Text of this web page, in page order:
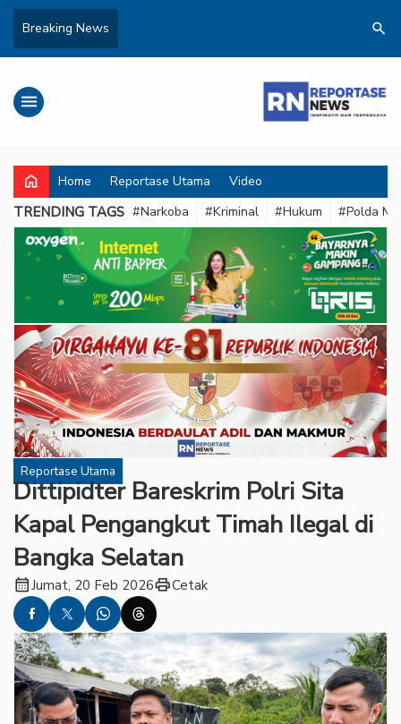
Breaking News search
menu
home Home Reportase Utama Video
TRENDING TAGS #Narkoba #Kriminal #Hukum #Polda
Reportase Utama
Dittipidter Bareskrim Polri Sita
Kapal Pengangkut Timah Ilegal di
Bangka Selatan
calendar_monthJumat, 20 Feb 2026printCetak